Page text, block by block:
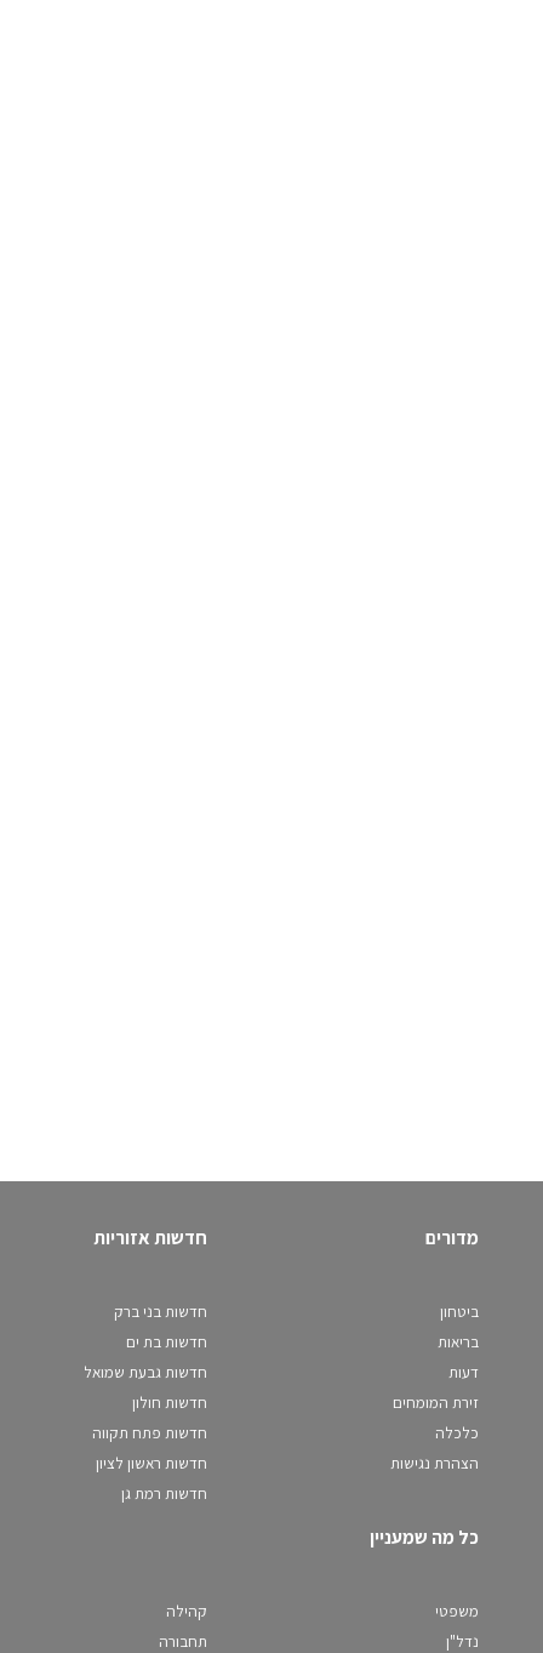
מדורים
ביטחון
בריאות
דעות
זירת המומחים
כלכלה
הצהרת נגישות
חדשות אזוריות
חדשות בני ברק
חדשות בת ים
חדשות גבעת שמואל
חדשות חולון
חדשות פתח תקווה
חדשות ראשון לציון
חדשות רמת גן
כל מה שמעניין
משפטי
נדל"ן
קהילה
תחבורה